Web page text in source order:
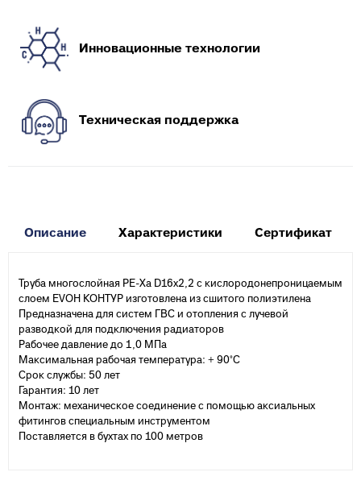
Инновационные технологии
Техническая поддержка
Описание Характеристики Сертификат
Труба многослойная PE-Xa D16х2,2 с кислородонепроницаемым
слоем EVOH КОНТУР изготовлена из сшитого полиэтилена
Предназначена для систем ГВС и отопления с лучевой
разводкой для подключения радиаторов
Рабочее давление до 1,0 МПа
Максимальная рабочая температура: + 90°С
Срок службы: 50 лет
Гарантия: 10 лет
Монтаж: механическое соединение с помощью аксиальных
фитингов специальным инструментом
Поставляется в бухтах по 100 метров